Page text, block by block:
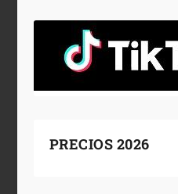
PRECIOS 2026